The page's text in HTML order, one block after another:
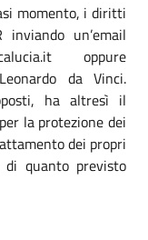
momento, i diritti
un’email
oppure
da Vinci.
ha altresì il
la protezione dei
dei propri
di quanto previsto